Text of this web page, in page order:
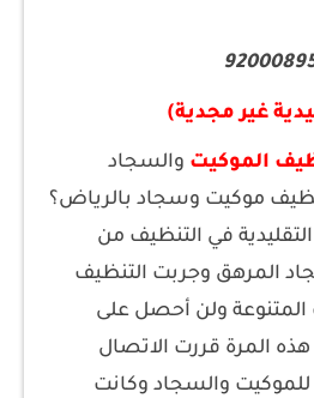
الموكيت والسجاد
موكيت وسجاد بالرياض؟
في التنظيف من
المرهق وجربت التنظيف
ولن أحصل على
هذه المرة قررت الاتصال
والسجاد وكانت